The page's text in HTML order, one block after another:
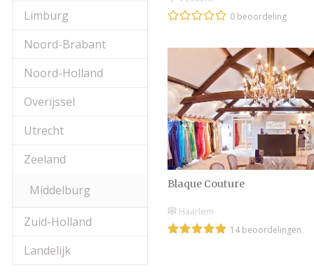
Limburg
Noord-Brabant
Noord-Holland
Overijssel
Utrecht
Zeeland
Middelburg
Zuid-Holland
Landelijk
0 beoordeling
Blaque Couture
Haarlem
14 beoordelingen